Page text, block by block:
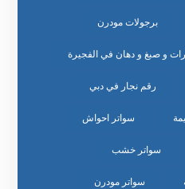
برجولات مودرن
و صبغ و دهان في الفجيرة
رقم نجار في دبي
سواتر احواش
سواتر خشب
سواتر مودرن